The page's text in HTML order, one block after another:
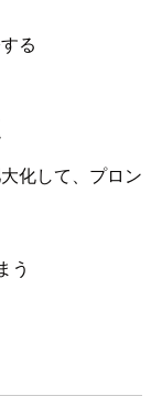
る
化して、プロン
う